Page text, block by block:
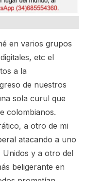
en varios grupos
etc el
a la
de nuestros
sola curul que
colombianos.
a otro de mi
atacando a uno
Unidos y a otro del
beligerante en